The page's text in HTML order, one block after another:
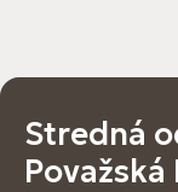
Stredná
Považská